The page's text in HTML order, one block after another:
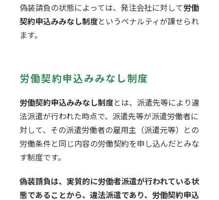
偽装請負の状態によっては、発注会社に対して労働
契約申込みみなし制度というペナルティが課せられ
ます。
労働契約申込みみなし制度
労働契約申込みみなし制度とは、派遣先等により違
法派遣が行われた時点で、派遣先等が派遣労働者に
対して、その派遣労働者の雇用主（派遣元等）との
労働条件と同じ内容の労働契約を申し込んだとみな
す制度です。
偽装請負は、実質的に労働者派遣が行われている状
態であることから、違法派遣であり、労働契約申込